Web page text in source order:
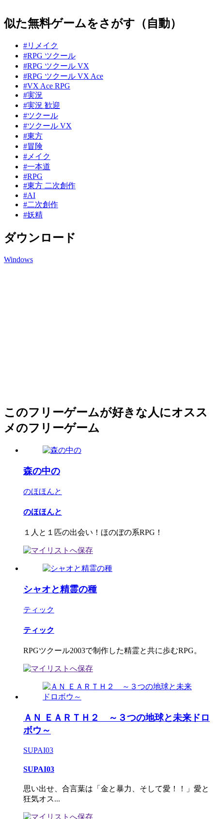
似た無料ゲームをさがす（自動）
#リメイク
#RPG ツクール
#RPG ツクール VX
#RPG ツクール VX Ace
#VX Ace RPG
#実況
#実況 歓迎
#ツクール
#ツクール VX
#東方
#冒険
#メイク
#一本道
#RPG
#東方 二次創作
#AI
#二次創作
#妖精
ダウンロード
Windows
このフリーゲームが好きな人にオスス
メのフリーゲーム
森の中の
のほほんと
のほほんと
１人と１匹の出会い！ほのぼの系RPG！
シャオと精霊の種
ティック
ティック
RPGツクール2003で制作した精霊と共に歩むRPG。
ＡＮ ＥＡＲＴＨ２ ～３つの地球と未来ドロ
ボウ～
SUPAI03
SUPAI03
思い出せ、合言葉は「金と暴力、そして愛！！」愛と
狂気オス...